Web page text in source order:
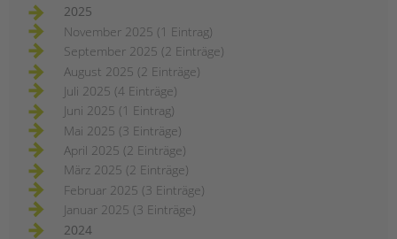
2025
November 2025 (1 Eintrag)
September 2025 (2 Einträge)
August 2025 (2 Einträge)
Juli 2025 (4 Einträge)
Juni 2025 (1 Eintrag)
Mai 2025 (3 Einträge)
April 2025 (2 Einträge)
März 2025 (2 Einträge)
Februar 2025 (3 Einträge)
Januar 2025 (3 Einträge)
2024